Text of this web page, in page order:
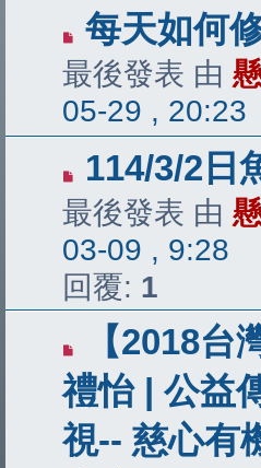
每天如何
最後發表 由
05-29 , 20:23
114/3/2日
最後發表 由
03-09 , 9:28
回覆: 1
【2018台
禮怡 | 公益
視-- 慈心有